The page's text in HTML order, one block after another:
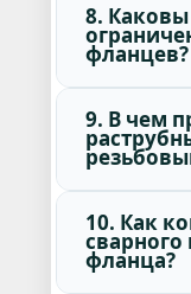
8.
фланцев?
9. В чем
10. Как
сварного
фланца?